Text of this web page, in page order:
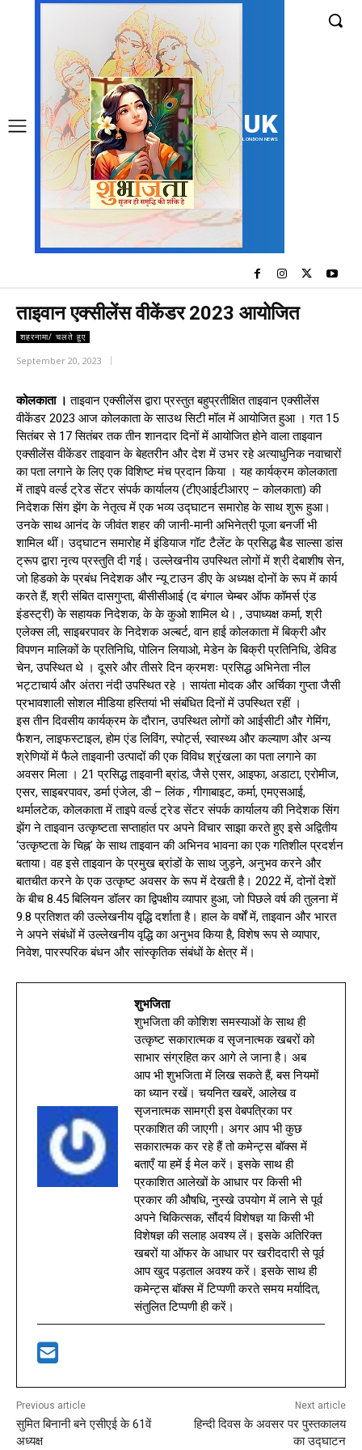
UK
LONDON NEWS
ताइवान एक्सीलेंस वीकेंडर 2023 आयोजित
शहरनामा/ चलते हुए
September 20, 2023
कोलकाता । ताइवान एक्सीलेंस द्वारा प्रस्तुत बहुप्रतीक्षित ताइवान एक्सीलेंस
वीकेंडर 2023 आज कोलकाता के साउथ सिटी मॉल में आयोजित हुआ । गत 15
सितंबर से 17 सितंबर तक तीन शानदार दिनों में आयोजित होने वाला ताइवान
एक्सीलेंस वीकेंडर ताइवान के बेहतरीन और देश में उभर रहे अत्याधुनिक नवाचारों
का पता लगाने के लिए एक विशिष्ट मंच प्रदान किया । यह कार्यक्रम कोलकाता
में ताइपे वर्ल्ड ट्रेड सेंटर संपर्क कार्यालय (टीएआईटीआरए – कोलकाता) की
निदेशक सिंग झेंग के नेतृत्व में एक भव्य उद्घाटन समारोह के साथ शुरू हुआ।
उनके साथ आनंद के जीवंत शहर की जानी-मानी अभिनेत्री पूजा बनर्जी भी
शामिल थीं। उद्घाटन समारोह में इंडियाज गॉट टैलेंट के प्रसिद्ध बैड साल्सा डांस
ट्रूप द्वारा नृत्य प्रस्तुति दी गई। उल्लेखनीय उपस्थित लोगों में श्री देबाशीष सेन,
जो हिडको के प्रबंध निदेशक और न्यू टाउन डीए के अध्यक्ष दोनों के रूप में कार्य
करते हैं, श्री संबित दासगुप्ता, बीसीसीआई (द बंगाल चेम्बर ऑफ कॉमर्स एंड
इंडस्ट्री) के सहायक निदेशक, के के कुओ शामिल थे। , उपाध्यक्ष कर्मा, श्री
एलेक्स ली, साइबरपावर के निदेशक अल्बर्ट, वान हाई कोलकाता में बिक्री और
विपणन मालिकों के प्रतिनिधि, पोलिन लियाओ, मेडेन के बिक्री प्रतिनिधि, डेविड
चेन, उपस्थित थे । दूसरे और तीसरे दिन क्रमशः प्रसिद्ध अभिनेता नील
भट्टाचार्य और अंतरा नंदी उपस्थित रहे । सायंता मोदक और अर्चिका गुप्ता जैसी
प्रभावशाली सोशल मीडिया हस्तियां भी संबंधित दिनों में उपस्थित रहीं ।
इस तीन दिवसीय कार्यक्रम के दौरान, उपस्थित लोगों को आईसीटी और गेमिंग,
फैशन, लाइफस्टाइल, होम एंड लिविंग, स्पोर्ट्स, स्वास्थ्य और कल्याण और अन्य
श्रेणियों में फैले ताइवानी उत्पादों की एक विविध श्रृंखला का पता लगाने का
अवसर मिला । 21 प्रसिद्ध ताइवानी ब्रांड, जैसे एसर, आइफा, अडाटा, एरोमीज,
एसर, साइबरपावर, डर्मा एंजेल, डी – लिंक , गीगाबाइट, कर्मा, एमएसआई,
थर्मालटेक, कोलकाता में ताइपे वर्ल्ड ट्रेड सेंटर संपर्क कार्यालय की निदेशक सिंग
झेंग ने ताइवान उत्कृष्टता सप्ताहांत पर अपने विचार साझा करते हुए इसे अद्वितीय
‘उत्कृष्टता के चिह्न’ के साथ ताइवान की अभिनव भावना का एक गतिशील प्रदर्शन
बताया। वह इसे ताइवान के प्रमुख ब्रांडों के साथ जुड़ने, अनुभव करने और
बातचीत करने के एक उत्कृष्ट अवसर के रूप में देखती है। 2022 में, दोनों देशों
के बीच 8.45 बिलियन डॉलर का द्विपक्षीय व्यापार हुआ, जो पिछले वर्ष की तुलना में
9.8 प्रतिशत की उल्लेखनीय वृद्धि दर्शाता है। हाल के वर्षों में, ताइवान और भारत
ने अपने संबंधों में उल्लेखनीय वृद्धि का अनुभव किया है, विशेष रूप से व्यापार,
निवेश, पारस्परिक बंधन और सांस्कृतिक संबंधों के क्षेत्र में।
शुभजिता
शुभजिता की कोशिश समस्याओं के साथ ही
उत्कृष्ट सकारात्मक व सृजनात्मक खबरों को
साभार संग्रहित कर आगे ले जाना है। अब
आप भी शुभजिता में लिख सकते हैं, बस नियमों
का ध्यान रखें। चयनित खबरें, आलेख व
सृजनात्मक सामग्री इस वेबपत्रिका पर
प्रकाशित की जाएगी। अगर आप भी कुछ
सकारात्मक कर रहे हैं तो कमेन्ट्स बॉक्स में
बताएँ या हमें ई मेल करें। इसके साथ ही
प्रकाशित आलेखों के आधार पर किसी भी
प्रकार की औषधि, नुस्खे उपयोग में लाने से पूर्व
अपने चिकित्सक, सौंदर्य विशेषज्ञ या किसी भी
विशेषज्ञ की सलाह अवश्य लें। इसके अतिरिक्त
खबरों या ऑफर के आधार पर खरीददारी से पूर्व
आप खुद पड़ताल अवश्य करें। इसके साथ ही
कमेन्ट्स बॉक्स में टिप्पणी करते समय मर्यादित,
संतुलित टिप्पणी ही करें।
Previous article
सुमित बिनानी बने एसीएई के 61वें
अध्यक्ष
Next article
हिन्दी दिवस के अवसर पर पुस्तकालय
का उद्घाटन